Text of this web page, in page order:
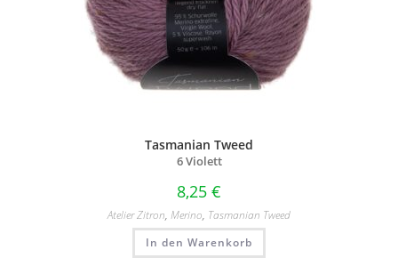
Tasmanian Tweed
6 Violett
8,25 €
Atelier Zitron, Merino, Tasmanian Tweed
In den Warenkorb